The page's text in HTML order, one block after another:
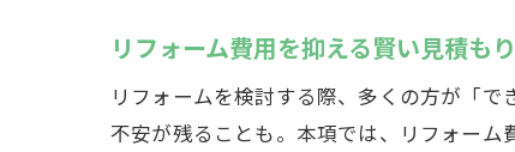
リフォーム費用を抑える賢い見積も
リフォームを検討する際、多くの方が「
不安が残ることも。本項では、リフォーム